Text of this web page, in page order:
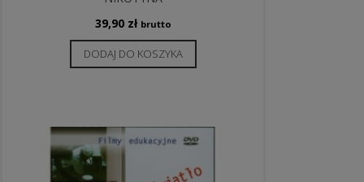
39,90 zł brutto
DODAJ DO KOSZYKA